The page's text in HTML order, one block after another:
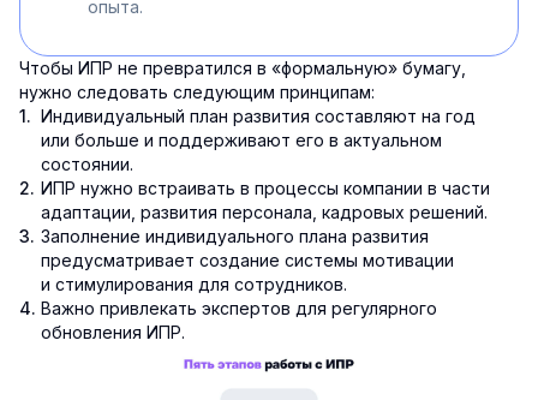
опыта.
Чтобы ИПР не превратился в «формальную» бумагу,
нужно следовать следующим принципам:
Индивидуальный план развития составляют на год
или больше и поддерживают его в актуальном
состоянии.
ИПР нужно встраивать в процессы компании в части
адаптации, развития персонала, кадровых решений.
Заполнение индивидуального плана развития
предусматривает создание системы мотивации
и стимулирования для сотрудников.
Важно привлекать экспертов для регулярного
обновления ИПР.